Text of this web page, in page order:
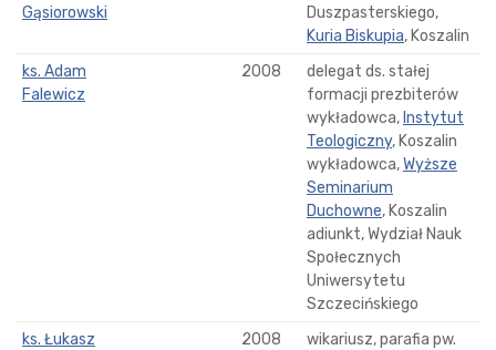
Gąsiorowski
Duszpasterskiego,
Kuria Biskupia, Koszalin
ks. Adam
Falewicz
2008
delegat ds. stałej
formacji prezbiterów
wykładowca, Instytut
Teologiczny, Koszalin
wykładowca,Wyższe
Seminarium
Duchowne, Koszalin
adiunkt, Wydział Nauk
Społecznych
Uniwersytetu
Szczecińskiego
ks. Łukasz
2008
wikariusz, parafia pw.